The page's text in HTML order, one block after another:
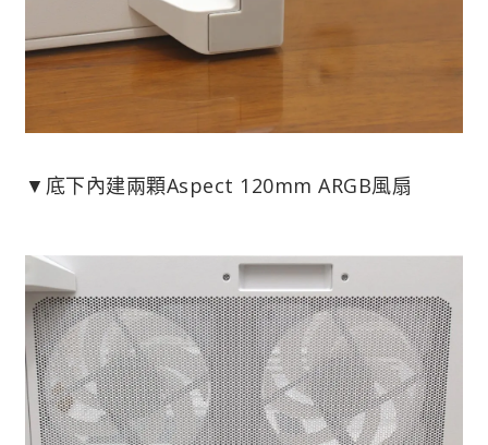
▼底下內建兩顆Aspect 120mm ARGB風扇